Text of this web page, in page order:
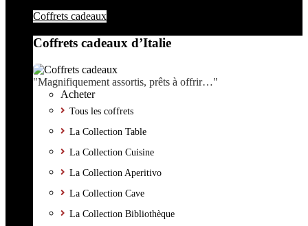
Coffrets cadeaux
Coffrets cadeaux d’Italie
"Magnifiquement assortis, prêts à offrir…"
Acheter
Tous les coffrets
La Collection Table
La Collection Cuisine
La Collection Aperitivo
La Collection Cave
La Collection Bibliothèque